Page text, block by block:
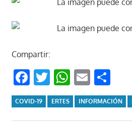
Compartir:
Facebook
TwitterEmail
COVID-19 ERTES INFORMACIÓN